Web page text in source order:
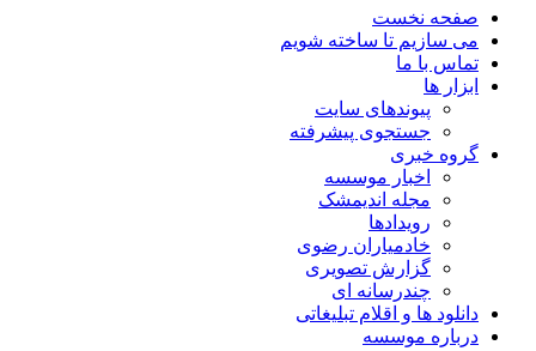
صفحه نخست
می سازیم تا ساخته شویم
تماس با ما
ابزار ها
پیوندهای سایت
جستجوی پیشرفته
گروه خبری
اخبار موسسه
مجله اندیمشک
رویدادها
خادمیاران رضوی
گزارش تصویری
چندرسانه ای
دانلود ها و اقلام تبلیغاتی
درباره موسسه